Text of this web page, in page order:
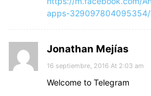
apps-329097804095354/
Jonathan Mejías
16 septiembre, 2016 At 2:03 am
Welcome to Telegram